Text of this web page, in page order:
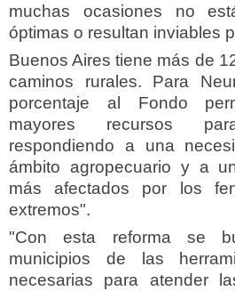
muchas ocasiones no
óptimas o resultan inviables
Buenos Aires tiene más de
caminos rurales. Para
porcentaje al Fondo
mayores recursos
respondiendo a una
ámbito agropecuario y a
más afectados por los
extremos".
"Con esta reforma se
municipios de las
necesarias para atender